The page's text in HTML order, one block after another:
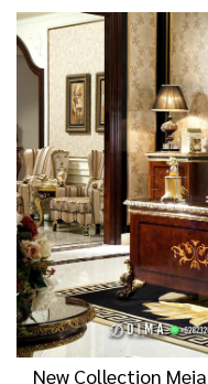
New Collection